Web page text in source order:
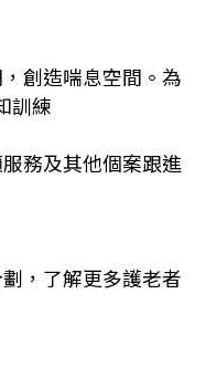
創造喘息空間。為
訓練
務及其他個案跟進
，了解更多護老者